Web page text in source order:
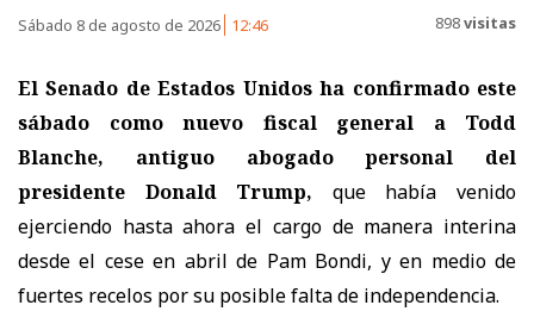
Sábado 8 de agosto de 2026 12:46 898visitas
El Senado de Estados Unidos ha confirmado este
sábado como nuevo fiscal general a Todd
Blanche, antiguo abogado personal del
presidente Donald Trump, que había venido
ejerciendo hasta ahora el cargo de manera interina
desde el cese en abril de Pam Bondi, y en medio de
fuertes recelos por su posible falta de independencia.